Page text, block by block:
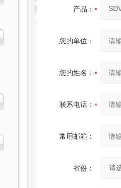
产品：
您的单位：
您的姓名：
联系电话：
常用邮箱：
省份：